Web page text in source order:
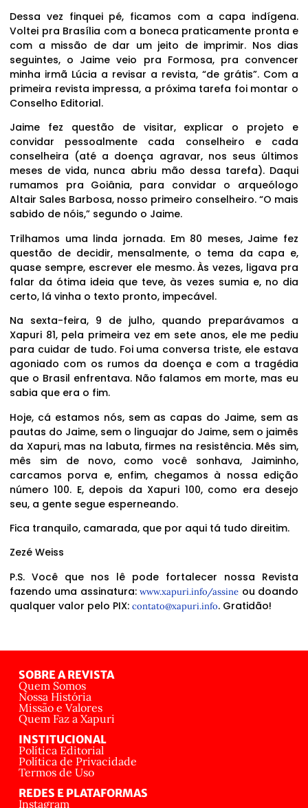
Dessa vez finquei pé, ficamos com a capa indígena.
Voltei pra Brasília com a boneca praticamente pronta e
com a missão de dar um jeito de imprimir. Nos dias
seguintes, o Jaime veio pra Formosa, pra convencer
minha irmã Lúcia a revisar a revista, “de grátis”. Com a
primeira revista impressa, a próxima tarefa foi montar o
Conselho Editorial.
Jaime fez questão de visitar, explicar o projeto e
convidar pessoalmente cada conselheiro e cada
conselheira (até a doença agravar, nos seus últimos
meses de vida, nunca abriu mão dessa tarefa). Daqui
rumamos pra Goiânia, para convidar o arqueólogo
Altair Sales Barbosa, nosso primeiro conselheiro. “O mais
sabido de nóis,” segundo o Jaime.
Trilhamos uma linda jornada. Em 80 meses, Jaime fez
questão de decidir, mensalmente, o tema da capa e,
quase sempre, escrever ele mesmo. Às vezes, ligava pra
falar da ótima ideia que teve, às vezes sumia e, no dia
certo, lá vinha o texto pronto, impecável.
Na sexta-feira, 9 de julho, quando preparávamos a
Xapuri 81, pela primeira vez em sete anos, ele me pediu
para cuidar de tudo. Foi uma conversa triste, ele estava
agoniado com os rumos da doença e com a tragédia
que o Brasil enfrentava. Não falamos em morte, mas eu
sabia que era o fim.
Hoje, cá estamos nós, sem as capas do Jaime, sem as
pautas do Jaime, sem o linguajar do Jaime, sem o jaimês
da Xapuri, mas na labuta, firmes na resistência. Mês sim,
mês sim de novo, como você sonhava, Jaiminho,
carcamos porva e, enfim, chegamos à nossa edição
número 100. E, depois da Xapuri 100, como era desejo
seu, a gente segue esperneando.
Fica tranquilo, camarada, que por aqui tá tudo direitim.
Zezé Weiss
P.S. Você que nos lê pode fortalecer nossa Revista
fazendo uma assinatura:www.xapuri.info/assine ou doando
qualquer valor pelo PIX: contato@xapuri.info. Gratidão!
SOBRE A REVISTA
Quem Somos
Nossa História
Missão e Valores
Quem Faz a Xapuri
INSTITUCIONAL
Política Editorial
Política de Privacidade
Termos de Uso
REDES E PLATAFORMAS
Instagram